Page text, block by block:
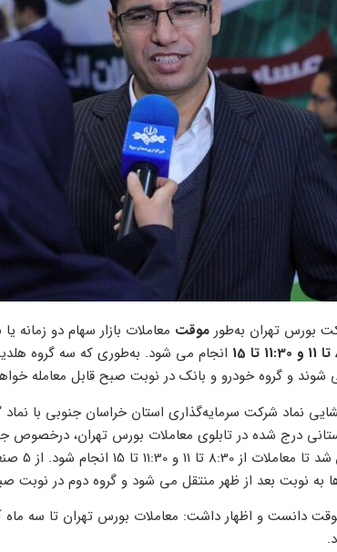
بورس تهران به‌طور موقت معاملات بازار سهام دو زمانه
انجام می شود. به‌طوری که سه گروه
شوند و گروه خودرو و بانک در نوبت صبح قابل معامله
درج شده در تابلوی معاملات بورس تهران، درخصوص
سهام
به نوبت بعد از ظهر منتقل می شود و گروه دوم در نوبت
دانست و اظهار داشت: معاملات بورس تهران تا سه ماه